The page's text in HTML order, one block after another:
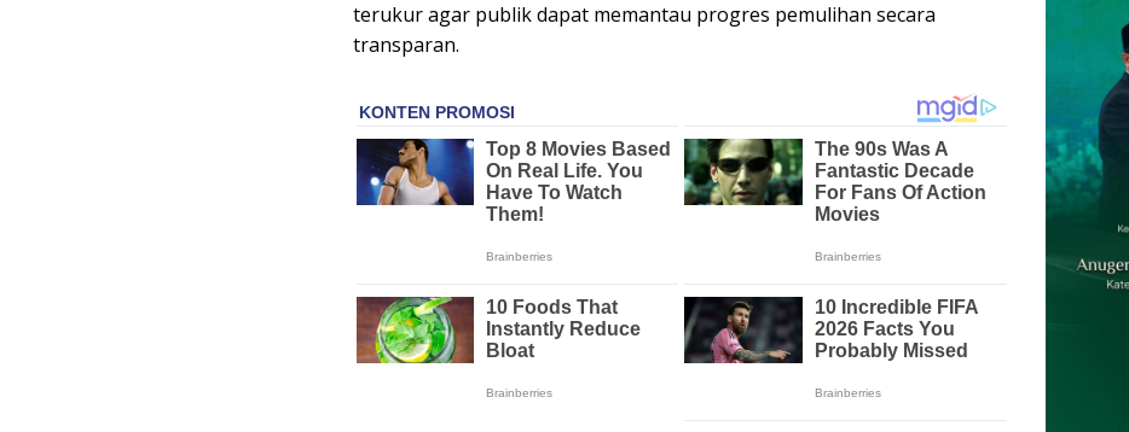
terukur agar publik dapat memantau progres pemulihan secara
transparan.